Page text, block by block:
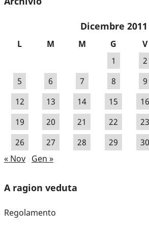
Dicembre 2011
L M M G V
1
2
5
6 7 8 9
12
13 14 15 16
19
20 21 22 23
26
27 28 29 30
« Nov Gen »
A ragion veduta
Regolamento